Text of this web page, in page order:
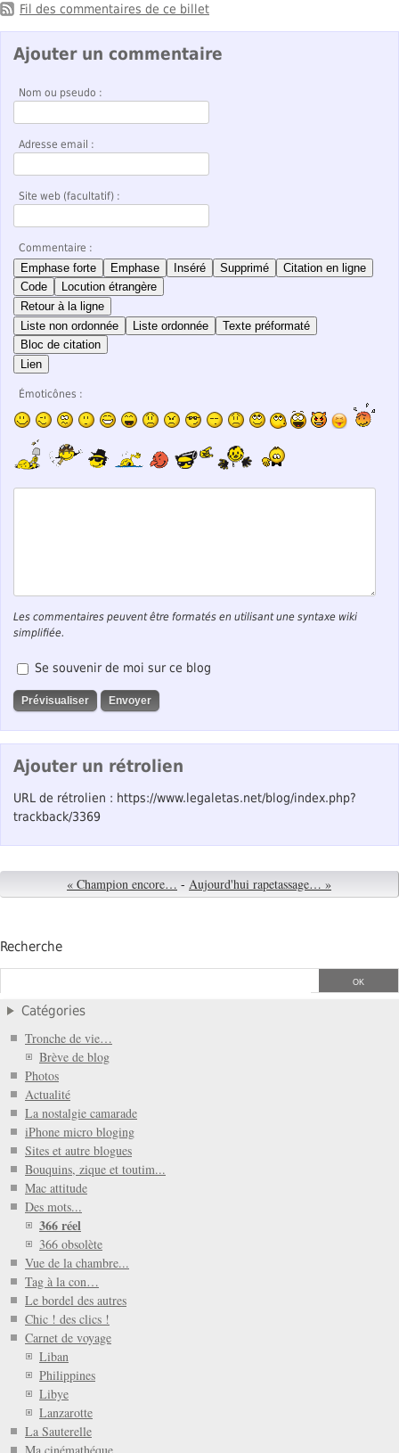
Fil des commentaires de ce billet
Ajouter un commentaire
Nom ou pseudo :
Adresse email :
Site web (facultatif) :
Commentaire :
Emphase forte Emphase Inséré Supprimé
Citation en ligne
Code
Locution étrangère
Retour à la ligne
Liste non ordonnée
Liste ordonnée
Texte préformaté
Bloc de citation
Lien
Émoticônes :
Les commentaires peuvent être formatés en utilisant une syntaxe wiki
simplifiée.
Se souvenir de moi sur ce blog
Ajouter un rétrolien
URL de rétrolien : https://www.legaletas.net/blog/index.php?
trackback/3369
« Champion encore… - Aujourd'hui rapetassage… »
Recherche
Catégories
Tronche de vie…
Brève de blog
Photos
Actualité
La nostalgie camarade
iPhone micro bloging
Sites et autre blogues
Bouquins, zique et toutim...
Mac attitude
Des mots...
366 réel
366 obsolète
Vue de la chambre...
Tag à la con…
Le bordel des autres
Chic ! des clics !
Carnet de voyage
Liban
Philippines
Libye
Lanzarotte
La Sauterelle
Ma cinémathéque